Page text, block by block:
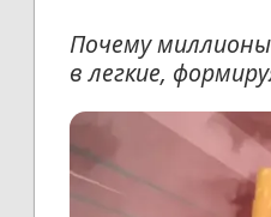
Почему
в легкие,